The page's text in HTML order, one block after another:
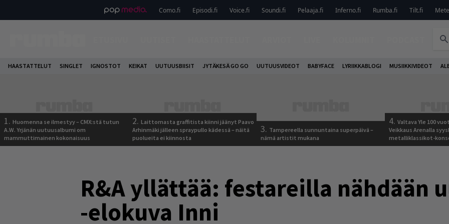
Como.fi Episodi.fi Voice.fi Soundi.fi Pelaaja.fi Inferno.fi Rumba.fi Tilt.fi
HAASTATTELUT SINGLET IGNOSTOT KEIKAT UUTUUSBIISIT JYTÄKESÄ GO GO UUTUUSVIDEOT BABYFACE LYRIIKKABLOGI MUSIIKKIVIDEOT
1. Huomenna se ilmestyy – CMX:stä tutun
A.W. Yrjänän uutuusalbumi om
mammuttimainen kokonaisuus
2. Laittomasta graffitista kiinni jäänyt Paavo
Arhinmäki jälleen spraypullo kädessä – näitä
puolueita ei kiinnosta
3. Tampereella sunnuntaina superpäivä –
nämä artistit mukana
4. Valtava Yle 100
Veikkaus Arenalla
metalliklassikot-
R&A yllättää: festareilla nähdään
-elokuva Inni